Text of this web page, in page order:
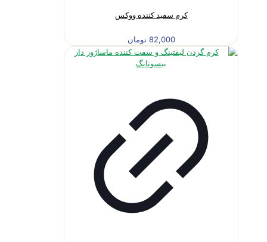
کرم سفید کننده ووکس
82,000 تومان